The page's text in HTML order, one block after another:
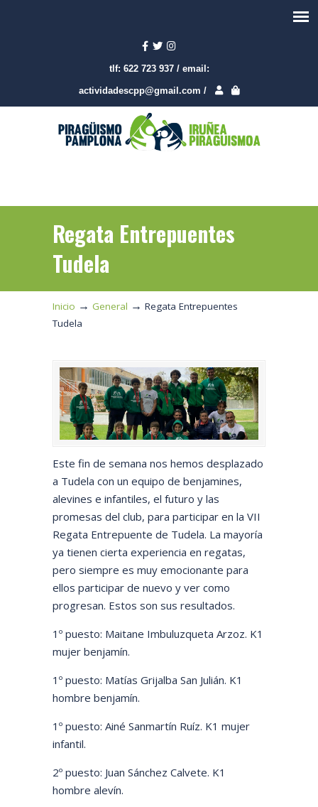
tlf: 622 723 937 / email:
actividadescpp@gmail.com /
Regata Entrepuentes
Tudela
Inicio → General → Regata Entrepuentes
Tudela
Este fin de semana nos hemos desplazado
a Tudela con un equipo de benjamines,
alevines e infantiles, el futuro y las
promesas del club, para participar en la VII
Regata Entrepuente de Tudela. La mayoría
ya tienen cierta experiencia en regatas,
pero siempre es muy emocionante para
ellos participar de nuevo y ver como
progresan. Estos son sus resultados.
1º puesto: Maitane Imbuluzqueta Arzoz. K1
mujer benjamín.
1º puesto: Matías Grijalba San Julián. K1
hombre benjamín.
1º puesto: Ainé Sanmartín Ruíz. K1 mujer
infantil.
2º puesto: Juan Sánchez Calvete. K1
hombre alevín.